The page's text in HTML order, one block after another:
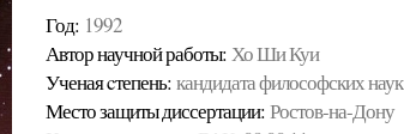
Год: 1992
Автор научной работы: Хо Ши Куи
Ученая cтепень: кандидата философских наук
Место защиты диссертации: Ростов-на-Дону